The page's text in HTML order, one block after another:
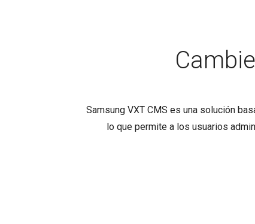
Samsung VXT CMS es una solución
lo que permite a los usuarios